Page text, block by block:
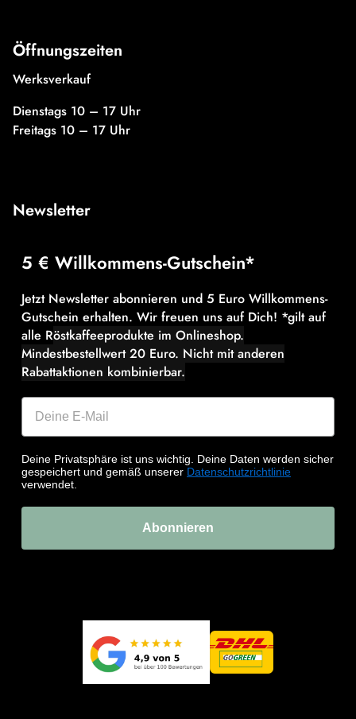
Öffnungszeiten
Werksverkauf
Dienstags 10 – 17 Uhr
Freitags 10 – 17 Uhr
Newsletter
5 € Willkommens-Gutschein*
Jetzt Newsletter abonnieren und 5 Euro Willkommens-
Gutschein erhalten. Wir freuen uns auf Dich! *gilt auf
alle Röstkaffeeprodukte im Onlineshop.
Mindestbestellwert 20 Euro. Nicht mit anderen
Rabattaktionen kombinierbar.
Deine Privatsphäre ist uns wichtig. Deine Daten werden sicher
gespeichert und gemäß unserer Datenschutzrichtlinie
verwendet.
Abonnieren